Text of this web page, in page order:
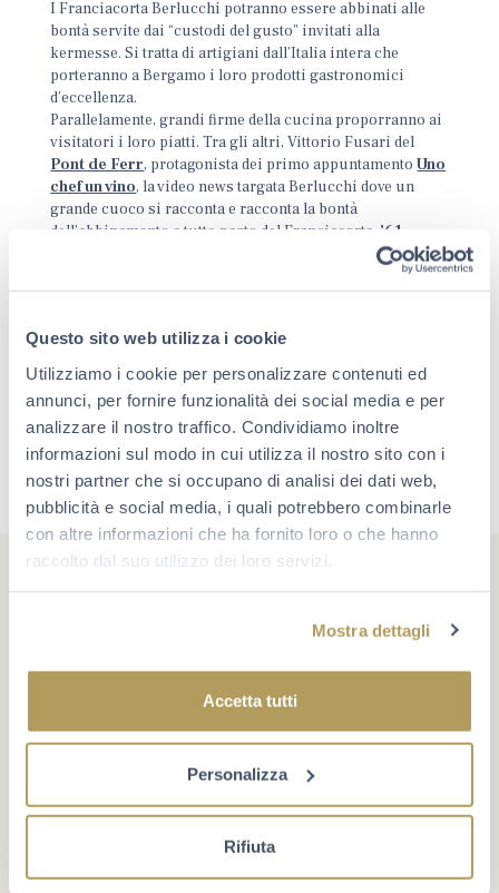
Questo sito web utilizza i cookie
Utilizziamo i cookie per personalizzare contenuti ed
annunci, per fornire funzionalità dei social media e per
analizzare il nostro traffico. Condividiamo inoltre
informazioni sul modo in cui utilizza il nostro sito con i
nostri partner che si occupano di analisi dei dati web,
pubblicità e social media, i quali potrebbero combinarle
con altre informazioni che ha fornito loro o che hanno
raccolto dal suo utilizzo dei loro servizi.
Mostra dettagli
Accetta tutti
Personalizza
Rifiuta
I Franciacorta Berlucchi potranno essere abbinati alle
bontà servite dai “custodi del gusto” invitati alla
kermesse. Si tratta di artigiani dall’Italia intera che
porteranno a Bergamo i loro prodotti gastronomici
d’eccellenza.
Parallelamente, grandi firme della cucina proporranno ai
visitatori i loro piatti. Tra gli altri, Vittorio Fusari del
Pont de Ferr, protagonista dei primo appuntamentoUno
chef un vino, la video news targata Berlucchi dove un
grande cuoco si racconta e racconta la bontà
dell’abbinamento a tutto pasto del Franciacorta, ’61
#berlucchimoments
Che cosa rende un momento unico? A volte è un evento,
oppure un traguardo. Più spesso è la compagnia giusta e